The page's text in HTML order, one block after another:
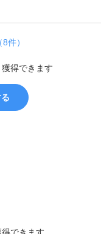
件）
得できます